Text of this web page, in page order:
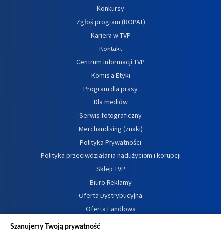
Konkursy
Zgłoś program (ROPAT)
Kariera w TVP
Kontakt
Centrum informacji TVP
Komisja Etyki
Program dla prasy
Dla mediów
Serwis fotograficzny
Merchandising (znaki)
Polityka Prywatności
Polityka przeciwdziałania nadużyciom i korupcji
Sklep TVP
Biuro Reklamy
Oferta Dystrybucyjna
Oferta Handlowa
Dostępność
Szanujemy Twoją prywatność